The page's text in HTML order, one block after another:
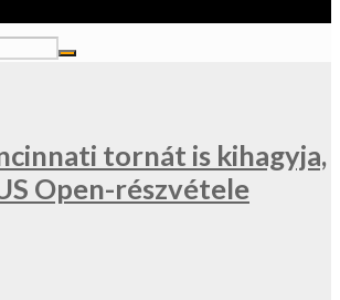
tornát is kihagyja,
Open-részvétele